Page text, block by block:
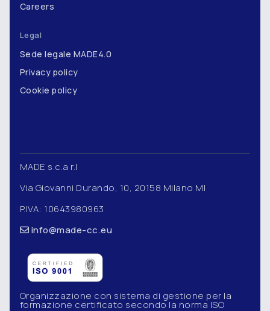
Careers
Legal
Sede legale MADE4.0
Privacy policy
Cookie policy
MADE s.c.a r.l
Via Giovanni Durando, 10, 20158 Milano MI
P.IVA: 10643980963
info@made-cc.eu
Organizzazione con sistema di gestione per la
formazione certificato secondo la norma ISO